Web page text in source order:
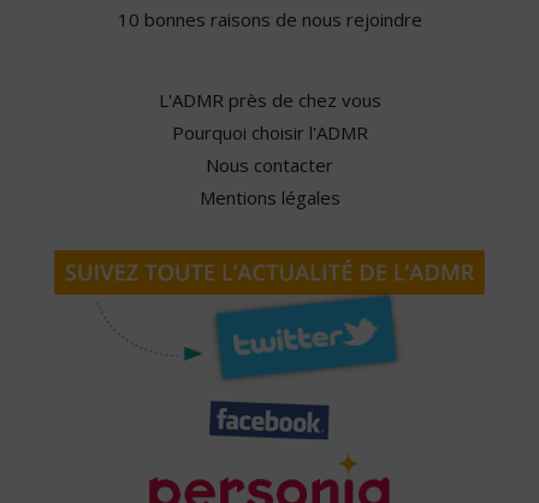
10 bonnes raisons de nous rejoindre
L'ADMR près de chez vous
Pourquoi choisir l'ADMR
Nous contacter
Mentions légales